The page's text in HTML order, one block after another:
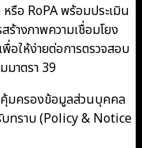
รือ RoPA พร้อมประเมิน
ร้างภาพความเชื่อมโยง
อให้ง่ายต่อการตรวจสอบ
มาตรา 39
คุ้มครองข้อมูลส่วนบุคคล
ทราบ (Policy & Notice